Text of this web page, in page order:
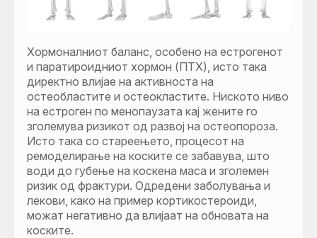
Хормоналниот баланс, особено на естрогенот
и паратироидниот хормон (ПТХ), исто така
директно влијае на активноста на
остеобластите и остеокластите. Ниското ниво
на естроген по менопаузата кај жените го
зголемува ризикот од развој на остеопороза.
Исто така со стареењето, процесот на
ремоделирање на коските се забавува, што
води до губење на коскена маса и зголемен
ризик од фрактури. Одредени заболувања и
лекови, како на пример кортикостероиди,
можат негативно да влијаат на обновата на
коските.